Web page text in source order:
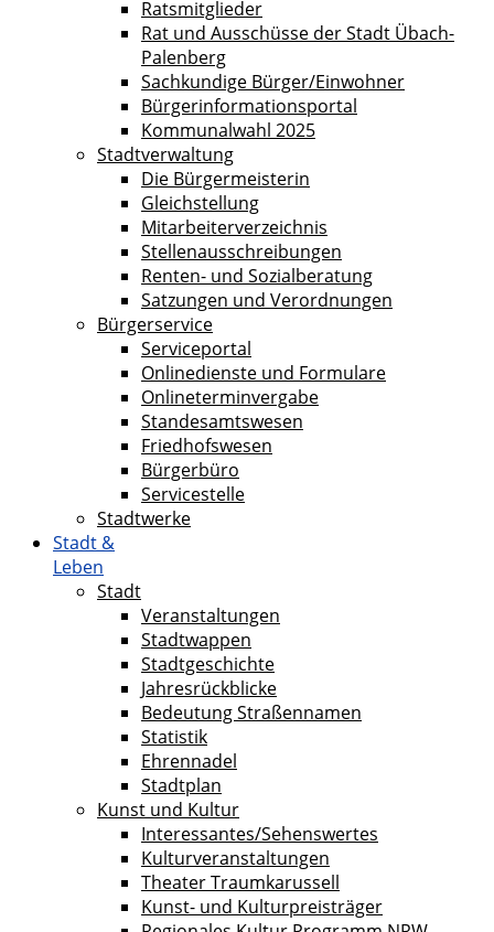
Ratsmitglieder
Rat und Ausschüsse der Stadt Übach-
Palenberg
Sachkundige Bürger/Einwohner
Bürgerinformationsportal
Kommunalwahl 2025
Stadtverwaltung
Die Bürgermeisterin
Gleichstellung
Mitarbeiterverzeichnis
Stellenausschreibungen
Renten- und Sozialberatung
Satzungen und Verordnungen
Bürgerservice
Serviceportal
Onlinedienste und Formulare
Onlineterminvergabe
Standesamtswesen
Friedhofswesen
Bürgerbüro
Servicestelle
Stadtwerke
Stadt &
Leben
Stadt
Veranstaltungen
Stadtwappen
Stadtgeschichte
Jahresrückblicke
Bedeutung Straßennamen
Statistik
Ehrennadel
Stadtplan
Kunst und Kultur
Interessantes/Sehenswertes
Kulturveranstaltungen
Theater Traumkarussell
Kunst- und Kulturpreisträger